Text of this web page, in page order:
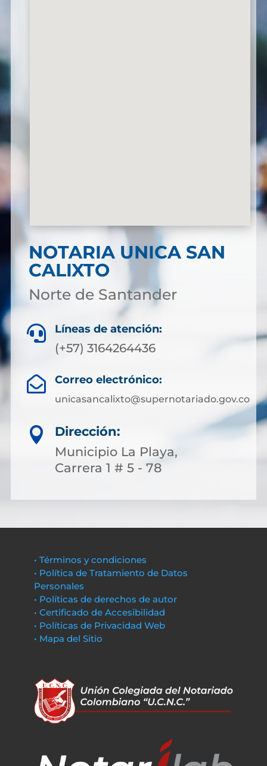
NOTARIA UNICA SAN
CALIXTO
Norte de Santander
 Líneas de atención:
(+57) 3164264436
 Correo electrónico:
unicasancalixto@supernotariado.gov.co

Dirección:
Municipio La Playa,
Carrera 1 # 5 - 78
• Términos y condiciones
• Política de Tratamiento de Datos
Personales
• Políticas de derechos de autor
• Certificado de Accesibilidad
• Políticas de Privacidad Web
• Mapa del Sitio